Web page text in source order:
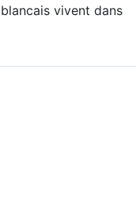
vivent dans